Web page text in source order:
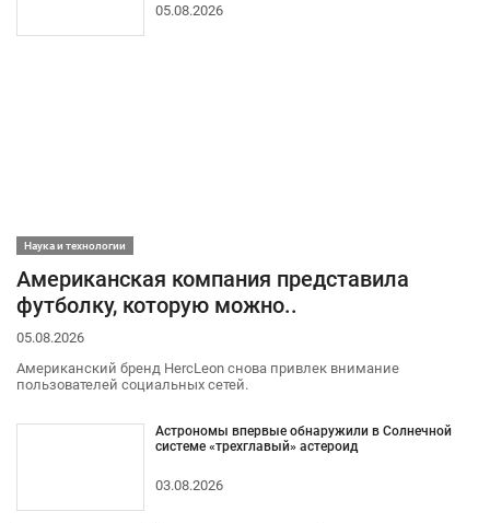
05.08.2026
Наука и технологии
Американская компания представила
футболку, которую можно..
05.08.2026
Американский бренд HercLeon снова привлек внимание
пользователей социальных сетей.
Астрономы впервые обнаружили в Солнечной
системе «трехглавый» астероид
03.08.2026